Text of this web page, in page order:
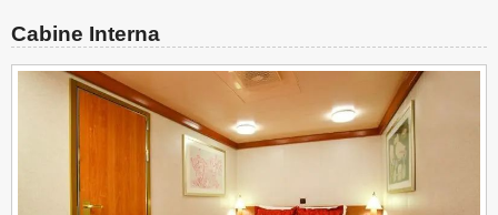
Cabine Interna